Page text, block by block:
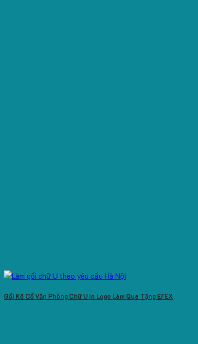
Gối Kê Cổ Văn Phòng Chữ U In Logo Làm Qua Tặng EFEX